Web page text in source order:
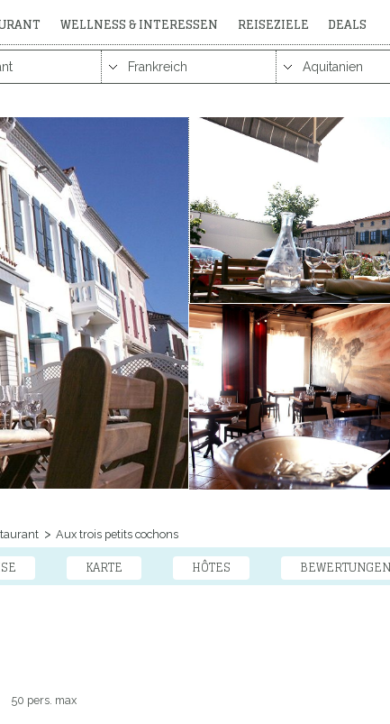
WELLNESS & INTERESSEN REISEZIELE DEALS
Aux trois petits cochons
KARTE HÔTES BEWERTUNGEN
50 pers. max